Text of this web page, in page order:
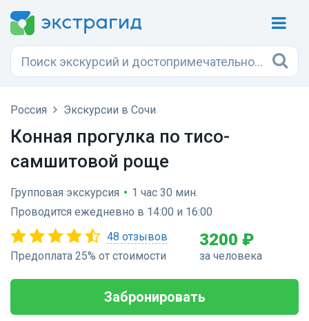
Россия Экскурсии в Сочи
Конная прогулка по тисо-
самшитовой роще
Групповая экскурсия • 1 час 30 мин.
Проводится ежедневно в 14:00 и 16:00
48 отзывов
Предоплата 25% от стоимости
3200 ₽
за человека
Забронировать